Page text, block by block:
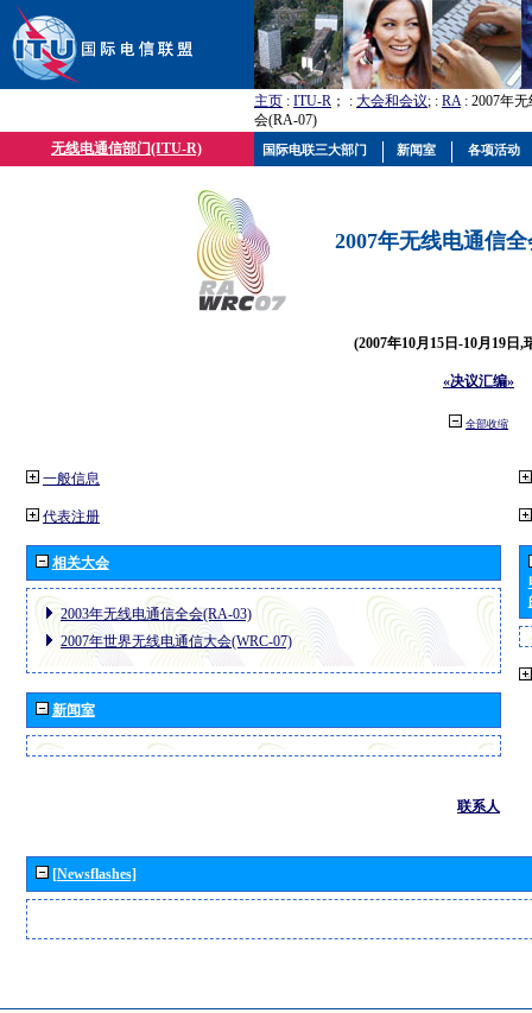
主页 : ITU-R ； : 大会和会议; : RA: 2007年
会(RA-07)
无线电通信部门(ITU-R)
2007年无线电通信
(2007年10月15日-10月19日,
«决议汇编»
全部收缩
一般信息
代表注册
相关大会
2003年无线电通信全会(RA-03)
2007年世界无线电通信大会(WRC-07)
新闻室
联系人
[Newsflashes]
国际电联三大部门 新闻室 各项活动